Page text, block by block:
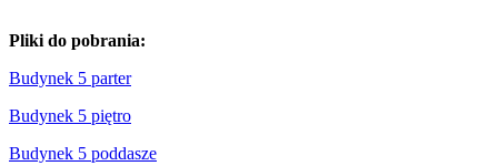
Pliki do pobrania:
Budynek 5 parter
Budynek 5 piętro
Budynek 5 poddasze